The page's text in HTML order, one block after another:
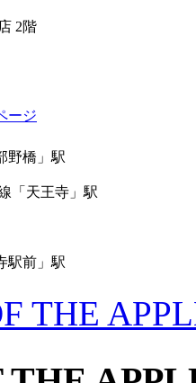
2階
ージ
野橋」駅
「天王寺」駅
駅前」駅
THE